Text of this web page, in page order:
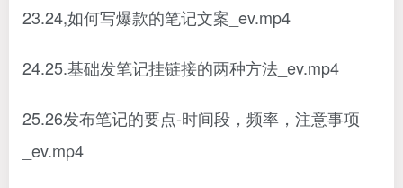
23.24,如何写爆款的笔记文案_ev.mp4
24.25.基础发笔记挂链接的两种方法_ev.mp4
25.26发布笔记的要点-时间段，频率，注意事项
_ev.mp4